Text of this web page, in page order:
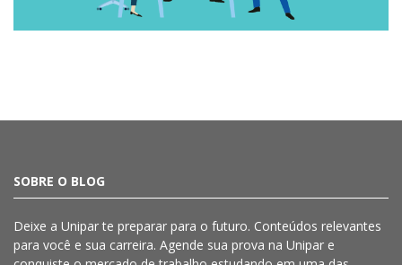
SOBRE O BLOG
Deixe a Uniparte preparar para o futuro. Conteúdos relevantes
para você e sua carreira. Agende sua prova na Unipar e